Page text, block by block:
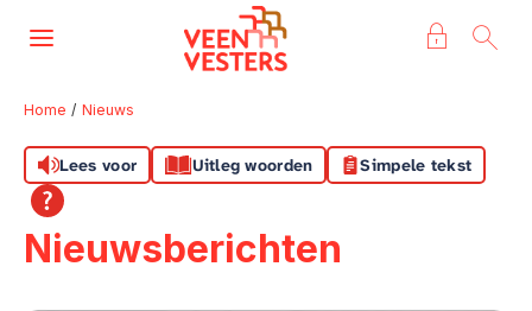
Naar hoofdinhoud
Naar hoofdnavigatiemenu
Naar zoeken
Naar de homepage
Ga naar Hoofd
Home Nieuws
Lees voor Uitleg woorden Simpele tekst
Nieuwsberichten